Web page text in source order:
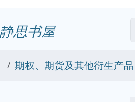
静思书屋
期权、期货及其他衍生产品